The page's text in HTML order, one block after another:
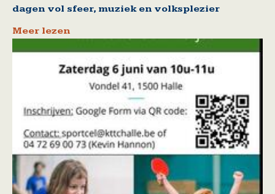
dagen vol sfeer, muziek en volksplezier
Meer lezen